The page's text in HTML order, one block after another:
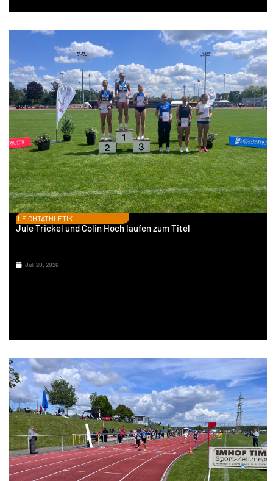
LEICHTATHLETIK
Jule Trickel und Colin Hoch laufen zum Titel
Juli 20, 2026